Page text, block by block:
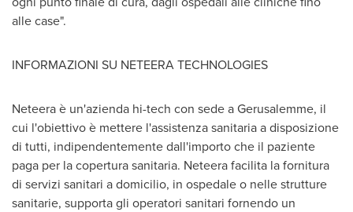
alle case".
INFORMAZIONI SU NETEERA TECHNOLOGIES
Neteera è un'azienda hi-tech con sede a Gerusalemme, il
cui l'obiettivo è mettere l'assistenza sanitaria a disposizione
di tutti, indipendentemente dall'importo che il paziente
paga per la copertura sanitaria. Neteera facilita la fornitura
di servizi sanitari a domicilio, in ospedale o nelle strutture
sanitarie, supporta gli operatori sanitari fornendo un